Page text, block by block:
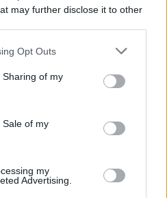
may further disclose it to other
Opt Outs
of my
of my
my
Advertising.
wiemy już jednak, że
czasie się zreflektowali i w
usunęli Victory Zigzag z listy
Nordic Masters, za
wcześniej wywalczyło sobie
Alliance. To
rywalem, z którym w
spotkają się Paweł